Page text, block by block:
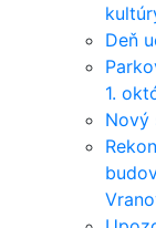
Deň
1.
Nový